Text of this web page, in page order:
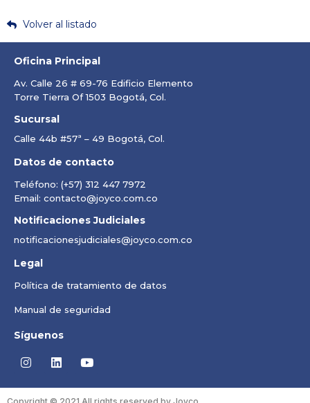
Volver al listado
Oficina Principal
Av. Calle 26 # 69-76 Edificio Elemento
Torre Tierra Of 1503 Bogotá, Col.
Sucursal
Calle 44b #57ª – 49 Bogotá, Col.
Datos de contacto
Teléfono: (+57) 312 447 7972
Email: contacto@joyco.com.co
Notificaciones Judiciales
notificacionesjudiciales@joyco.com.co
Legal
Política de tratamiento de datos
Manual de seguridad
Síguenos